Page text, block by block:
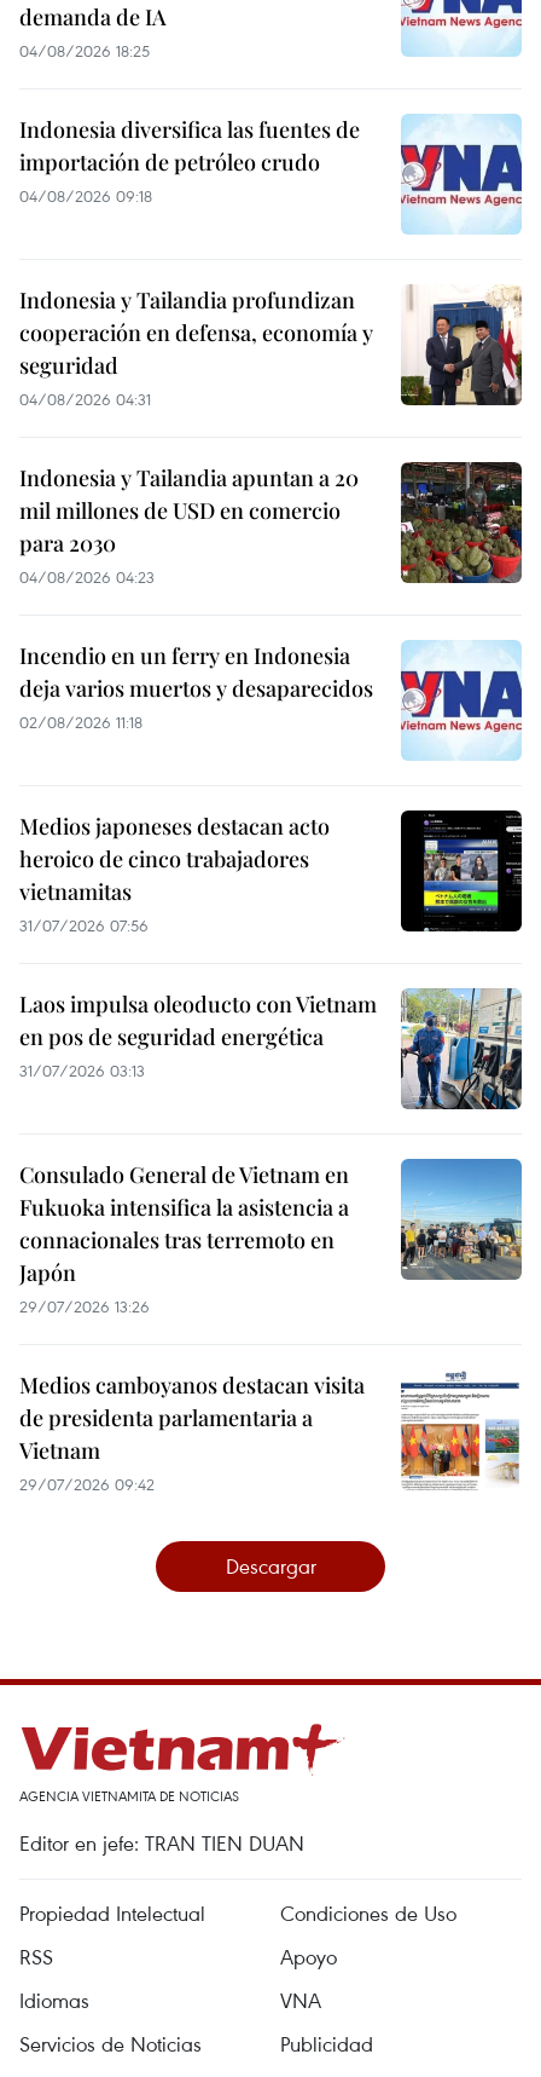
demanda de IA
04/08/2026 18:25
Indonesia diversifica las fuentes de
importación de petróleo crudo
04/08/2026 09:18
Indonesia y Tailandia profundizan
cooperación en defensa, economía y
seguridad
04/08/2026 04:31
Indonesia y Tailandia apuntan a 20
mil millones de USD en comercio
para 2030
04/08/2026 04:23
Incendio en un ferry en Indonesia
deja varios muertos y desaparecidos
02/08/2026 11:18
Medios japoneses destacan acto
heroico de cinco trabajadores
vietnamitas
31/07/2026 07:56
Laos impulsa oleoducto con Vietnam
en pos de seguridad energética
31/07/2026 03:13
Consulado General de Vietnam en
Fukuoka intensifica la asistencia a
connacionales tras terremoto en
Japón
29/07/2026 13:26
Medios camboyanos destacan visita
de presidenta parlamentaria a
Vietnam
29/07/2026 09:42
Descargar
AGENCIA VIETNAMITA DE NOTICIAS
Editor en jefe: TRAN TIEN DUAN
Propiedad Intelectual
Condiciones de Uso
RSS
Apoyo
Idiomas
VNA
Servicios de Noticias
Publicidad